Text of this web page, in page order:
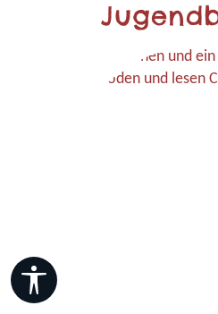
Werkzeugleiste anzeigen